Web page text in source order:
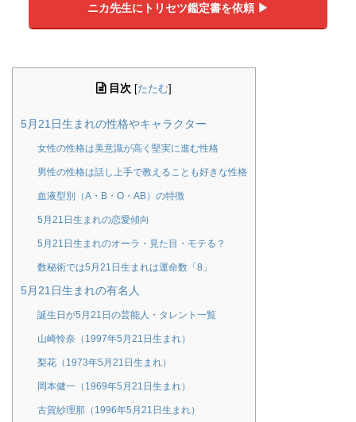
ニカ先生にトリセツ鑑定書を依頼 ▶︎
目次 [たたむ]
5月21日生まれの性格やキャラクター
女性の性格は美意識が高く堅実に進む性格
男性の性格は話し上手で教えることも好きな性格
血液型別（A・B・O・AB）の特徴
5月21日生まれの恋愛傾向
5月21日生まれのオーラ・見た目・モテる？
数秘術では5月21日生まれは運命数「8」
5月21日生まれの有名人
誕生日が5月21日の芸能人・タレント一覧
山崎怜奈（1997年5月21日生まれ）
梨花（1973年5月21日生まれ）
岡本健一（1969年5月21日生まれ）
古賀紗理那（1996年5月21日生まれ）